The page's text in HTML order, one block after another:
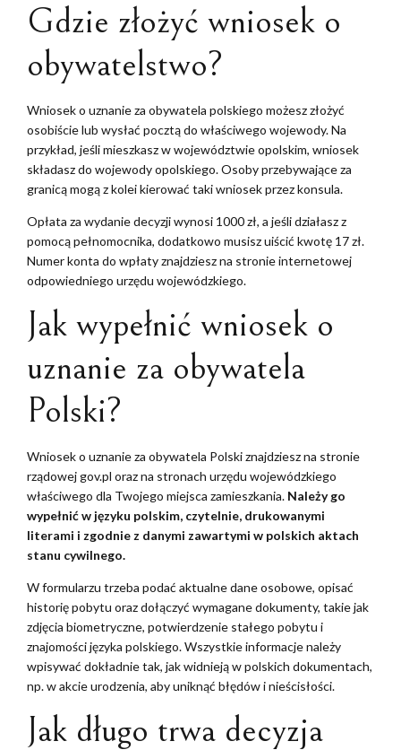
Gdzie złożyć wniosek o
obywatelstwo?
Wniosek o uznanie za obywatela polskiego możesz złożyć
osobiście lub wysłać pocztą do właściwego wojewody. Na
przykład, jeśli mieszkasz w województwie opolskim, wniosek
składasz do wojewody opolskiego. Osoby przebywające za
granicą mogą z kolei kierować taki wniosek przez konsula.
Opłata za wydanie decyzji wynosi 1000 zł, a jeśli działasz z
pomocą pełnomocnika, dodatkowo musisz uiścić kwotę 17 zł.
Numer konta do wpłaty znajdziesz na stronie internetowej
odpowiedniego urzędu wojewódzkiego.
Jak wypełnić wniosek o
uznanie za obywatela
Polski?
Wniosek o uznanie za obywatela Polski znajdziesz na stronie
rządowej gov.pl oraz na stronach urzędu wojewódzkiego
właściwego dla Twojego miejsca zamieszkania. Należy go
wypełnić w języku polskim, czytelnie, drukowanymi
literami i zgodnie z danymi zawartymi w polskich aktach
stanu cywilnego.
W formularzu trzeba podać aktualne dane osobowe, opisać
historię pobytu oraz dołączyć wymagane dokumenty, takie jak
zdjęcia biometryczne, potwierdzenie stałego pobytu i
znajomości języka polskiego. Wszystkie informacje należy
wpisywać dokładnie tak, jak widnieją w polskich dokumentach,
np. w akcie urodzenia, aby uniknąć błędów i nieścisłości.
Jak długo trwa decyzja